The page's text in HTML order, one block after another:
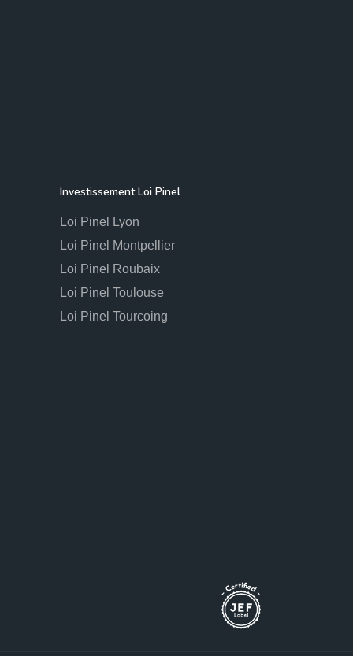
Investissement Loi Pinel
Loi Pinel Lyon
Loi Pinel Montpellier
Loi Pinel Roubaix
Loi Pinel Toulouse
Loi Pinel Tourcoing